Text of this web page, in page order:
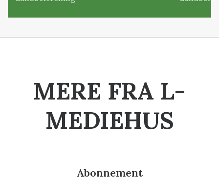
MERE FRA L-
MEDIEHUS
Abonnement